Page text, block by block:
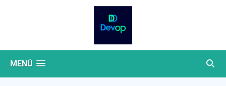
MENÚ